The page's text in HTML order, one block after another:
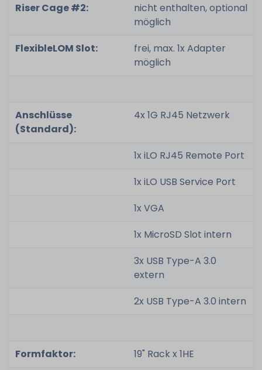
Riser Cage #2:
nicht enthalten, optional
möglich
FlexibleLOM Slot:
frei, max. 1x Adapter
möglich
Anschlüsse
(Standard):
4x 1G RJ45 Netzwerk
1x iLO RJ45 Remote Port
1x iLO USB Service Port
1x VGA
1x MicroSD Slot intern
3x USB Type-A 3.0
extern
2x USB Type-A 3.0 intern
Formfaktor: 19" Rack x 1HE